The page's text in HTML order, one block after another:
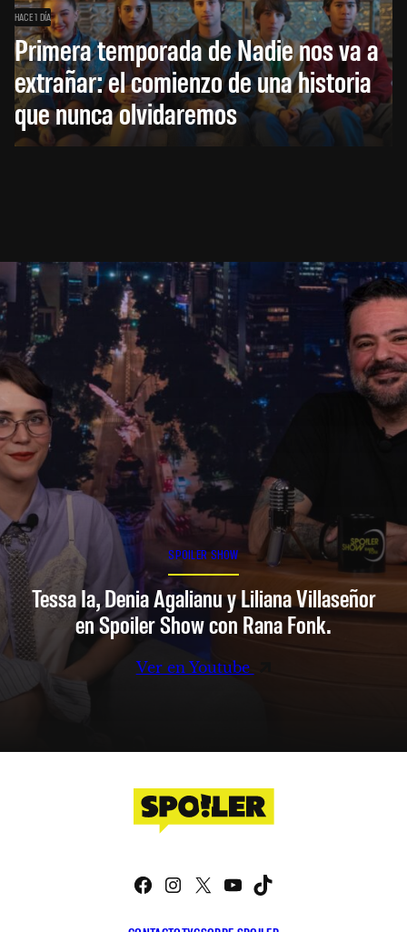
HACE 1 DÍA
Primera temporada de Nadie nos va a
extrañar: el comienzo de una historia
que nunca olvidaremos
SPOILER SHOW
Tessa Ia, Denia Agalianu y Liliana Villaseñor
en Spoiler Show con Rana Fonk.
Ver en Youtube
Facebook
Instagram
X YouTube